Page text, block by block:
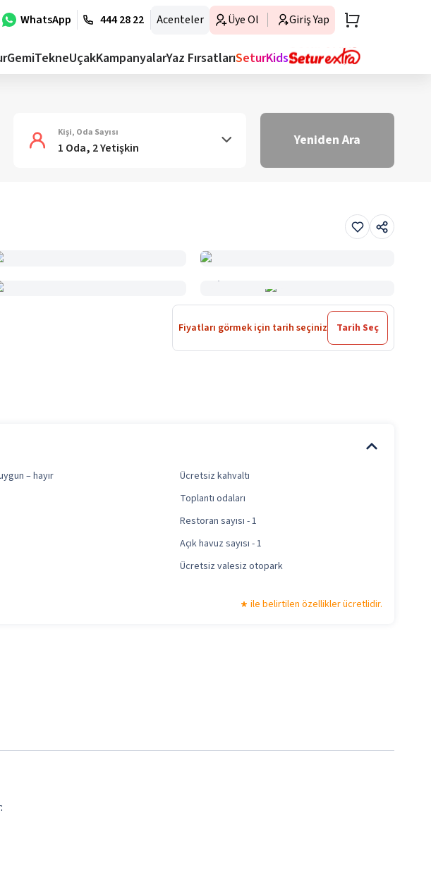
WhatsApp 444 28 22 Acenteler Üye Ol Giriş Yap
GemiTekneUçakKampanyalarYaz FırsatlarıSeturKids
Kişi, Oda Sayısı
1 Oda, 2 Yetişkin Yeniden Ara
Fiyatları görmek için tarih seçiniz Tarih Seç
– hayır
Ücretsiz kahvaltı
Toplantı odaları
Restoran sayısı - 1
Açık havuz sayısı - 1
Ücretsiz valesiz otopark
ile belirtilen özellikler ücretlidir.